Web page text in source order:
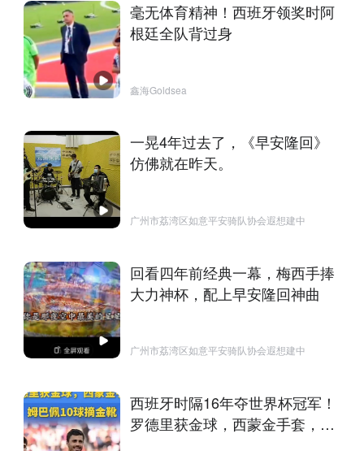
毫无体育精神！西班牙领奖时阿
根廷全队背过身
鑫海Goldsea
一晃4年过去了，《早安隆回》
仿佛就在昨天。
广州市荔湾区如意平安骑队协会遐想建中
回看四年前经典一幕，梅西手捧
大力神杯，配上早安隆回神曲
广州市荔湾区如意平安骑队协会遐想建中
西班牙时隔16年夺世界杯冠军！
罗德里获金球，西蒙金手套，姆